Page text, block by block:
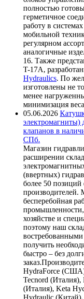
полностью
герметичное
работу в
мобильной
регулярном
аналогичные
16. Также
T-17A,
Hydraulics. По
изготовлены не
менее
минимизация
05.06.2026
электромагниты)
клапанов в
СПб.
Магазин
расширении
(ввертных)
более 50
производителей.
бесперебойная
промышленности,
хозяйстве и
поэтому наш
получить
быстро – без
HydraForce
Tecnord
(Италия), Keta
Hydraulic